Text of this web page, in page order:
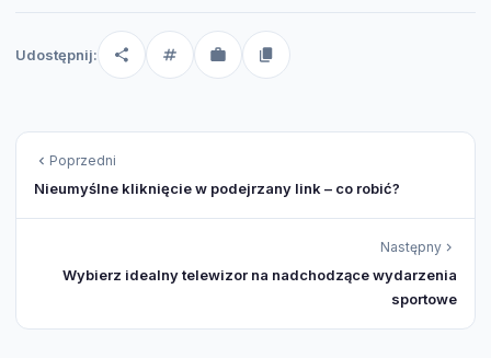
Udostępnij:
Poprzedni
Nieumyślne kliknięcie w podejrzany link – co robić?
Następny
Wybierz idealny telewizor na nadchodzące wydarzenia
sportowe